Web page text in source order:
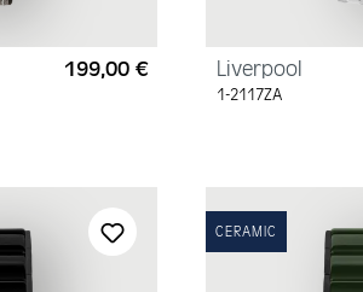
Regulärer Preis:
199,00 € Liverpool
1-2117ZA
CERAMIC